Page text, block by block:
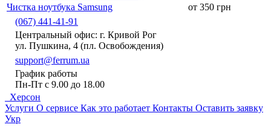
Чистка ноутбука Samsung
от 350 грн
(067) 441-41-91
Центральный офис: г. Кривой Рог
ул. Пушкина, 4 (пл. Освобождения)
support@ferrum.ua
График работы
Пн-Пт с 9.00 до 18.00
Херсон
Услуги О сервисе Как это работает Контакты Оставить заявку
Укр